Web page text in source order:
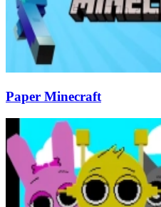
Paper Minecraft